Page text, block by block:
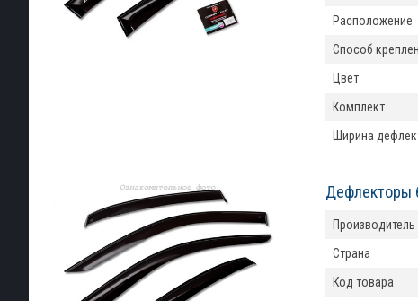
Расположение
Способ
Цвет
Комплект
Ширина
Дефлекторы
Производитель
Страна
Код товара